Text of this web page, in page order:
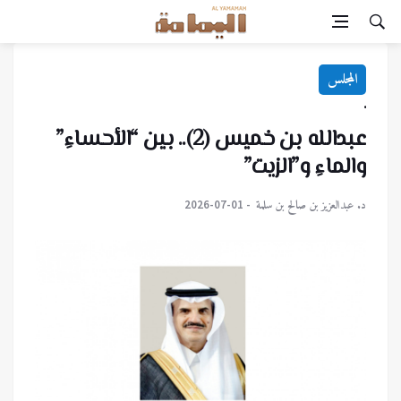
المجلس
.
عبدالله بن خميس (2).. بين “الأحساءِ”
والماءِ و”الزيت”
د. عبدالعزيز بن صالح بن سلمة 2026-07-01